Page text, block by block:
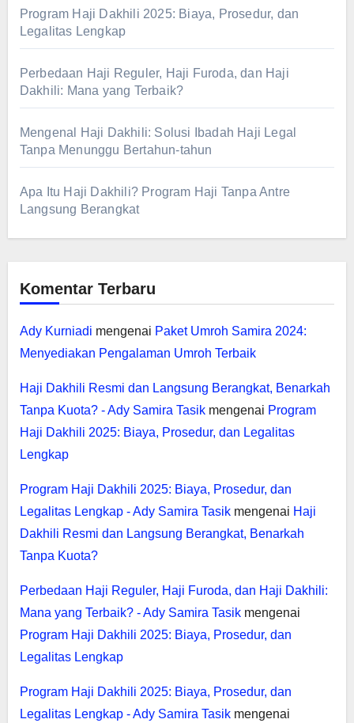
Program Haji Dakhili 2025: Biaya, Prosedur, dan
Legalitas Lengkap
Perbedaan Haji Reguler, Haji Furoda, dan Haji
Dakhili: Mana yang Terbaik?
Mengenal Haji Dakhili: Solusi Ibadah Haji Legal
Tanpa Menunggu Bertahun-tahun
Apa Itu Haji Dakhili? Program Haji Tanpa Antre
Langsung Berangkat
Komentar Terbaru
Ady Kurniadi mengenai Paket Umroh Samira 2024:
Menyediakan Pengalaman Umroh Terbaik
Haji Dakhili Resmi dan Langsung Berangkat, Benarkah
Tanpa Kuota? - Ady Samira Tasikmengenai Program
Haji Dakhili 2025: Biaya, Prosedur, dan Legalitas
Lengkap
Program Haji Dakhili 2025: Biaya, Prosedur, dan
Legalitas Lengkap - Ady Samira Tasikmengenai Haji
Dakhili Resmi dan Langsung Berangkat, Benarkah
Tanpa Kuota?
Perbedaan Haji Reguler, Haji Furoda, dan Haji Dakhili:
Mana yang Terbaik? - Ady Samira Tasikmengenai
Program Haji Dakhili 2025: Biaya, Prosedur, dan
Legalitas Lengkap
Program Haji Dakhili 2025: Biaya, Prosedur, dan
Legalitas Lengkap - Ady Samira Tasikmengenai